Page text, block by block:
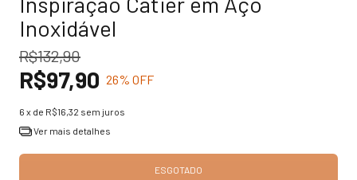
Inoxidável
R$132,90
R$97,90 26% OFF
6 x de R$16,32 sem juros
Ver mais detalhes